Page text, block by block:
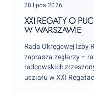
Dziekana
Rady
OIRP
Warszawie
Posted
28 lipca 2026
XXI REGATY O
W WARSZAWIE
Rada Okręgowej Izby
zaprasza żeglarzy –
radcowskich
udziału w XXI